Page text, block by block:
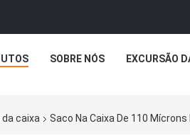
SOBRE NÓS EXCURSÃO
caixa Saco Na Caixa De 110